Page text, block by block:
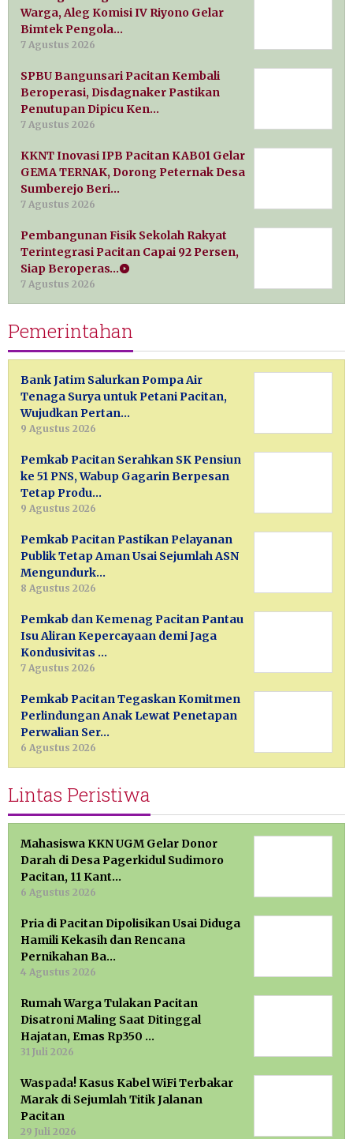
Warga, Aleg Komisi IV Riyono Gelar
Bimtek Pengola…
7 Agustus 2026
SPBU Bangunsari Pacitan Kembali
Beroperasi, Disdagnaker Pastikan
Penutupan Dipicu Ken…
7 Agustus 2026
KKNT Inovasi IPB Pacitan KAB01 Gelar
GEMA TERNAK, Dorong Peternak Desa
Sumberejo Beri…
7 Agustus 2026
Pembangunan Fisik Sekolah Rakyat
Terintegrasi Pacitan Capai 92 Persen,
Siap Beroperas…
7 Agustus 2026
Pemerintahan
Bank Jatim Salurkan Pompa Air
Tenaga Surya untuk Petani Pacitan,
Wujudkan Pertan…
9 Agustus 2026
Pemkab Pacitan Serahkan SK Pensiun
ke 51 PNS, Wabup Gagarin Berpesan
Tetap Produ…
9 Agustus 2026
Pemkab Pacitan Pastikan Pelayanan
Publik Tetap Aman Usai Sejumlah ASN
Mengundurk…
8 Agustus 2026
Pemkab dan Kemenag Pacitan Pantau
Isu Aliran Kepercayaan demi Jaga
Kondusivitas …
7 Agustus 2026
Pemkab Pacitan Tegaskan Komitmen
Perlindungan Anak Lewat Penetapan
Perwalian Ser…
6 Agustus 2026
Lintas Peristiwa
Mahasiswa KKN UGM Gelar Donor
Darah di Desa Pagerkidul Sudimoro
Pacitan, 11 Kant…
6 Agustus 2026
Pria di Pacitan Dipolisikan Usai Diduga
Hamili Kekasih dan Rencana
Pernikahan Ba…
4 Agustus 2026
Rumah Warga Tulakan Pacitan
Disatroni Maling Saat Ditinggal
Hajatan, Emas Rp350 …
31 Juli 2026
Waspada! Kasus Kabel WiFi Terbakar
Marak di Sejumlah Titik Jalanan
Pacitan
29 Juli 2026